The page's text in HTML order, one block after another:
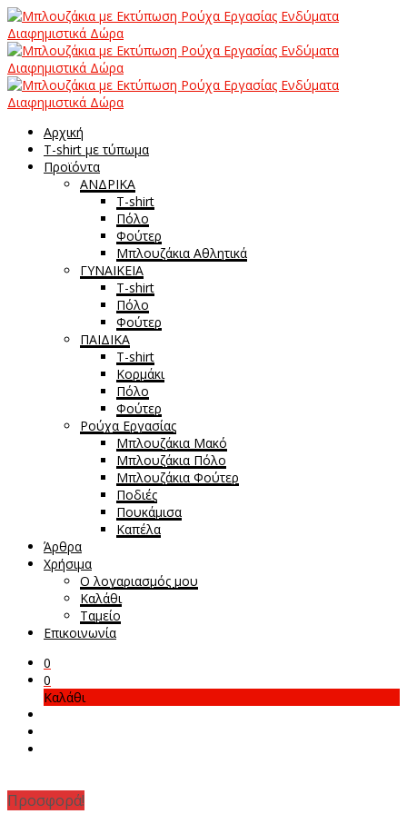
Αρχική
T-shirt με τύπωμα
Προϊόντα
ΑΝΔΡΙΚΑ
T-shirt
Πόλο
Φούτερ
Μπλουζάκια Αθλητικά
ΓΥΝΑΙΚΕΙΑ
T-shirt
Πόλο
Φούτερ
ΠΑΙΔΙΚΑ
T-shirt
Κορμάκι
Πόλο
Φούτερ
Ρούχα Εργασίας
Μπλουζάκια Μακό
Μπλουζάκια Πόλο
Μπλουζάκια Φούτερ
Ποδιές
Πουκάμισα
Καπέλα
Άρθρα
Χρήσιμα
Ο λογαριασμός μου
Καλάθι
Ταμείο
Επικοινωνία
0
0
Καλάθι
Προσφορά!